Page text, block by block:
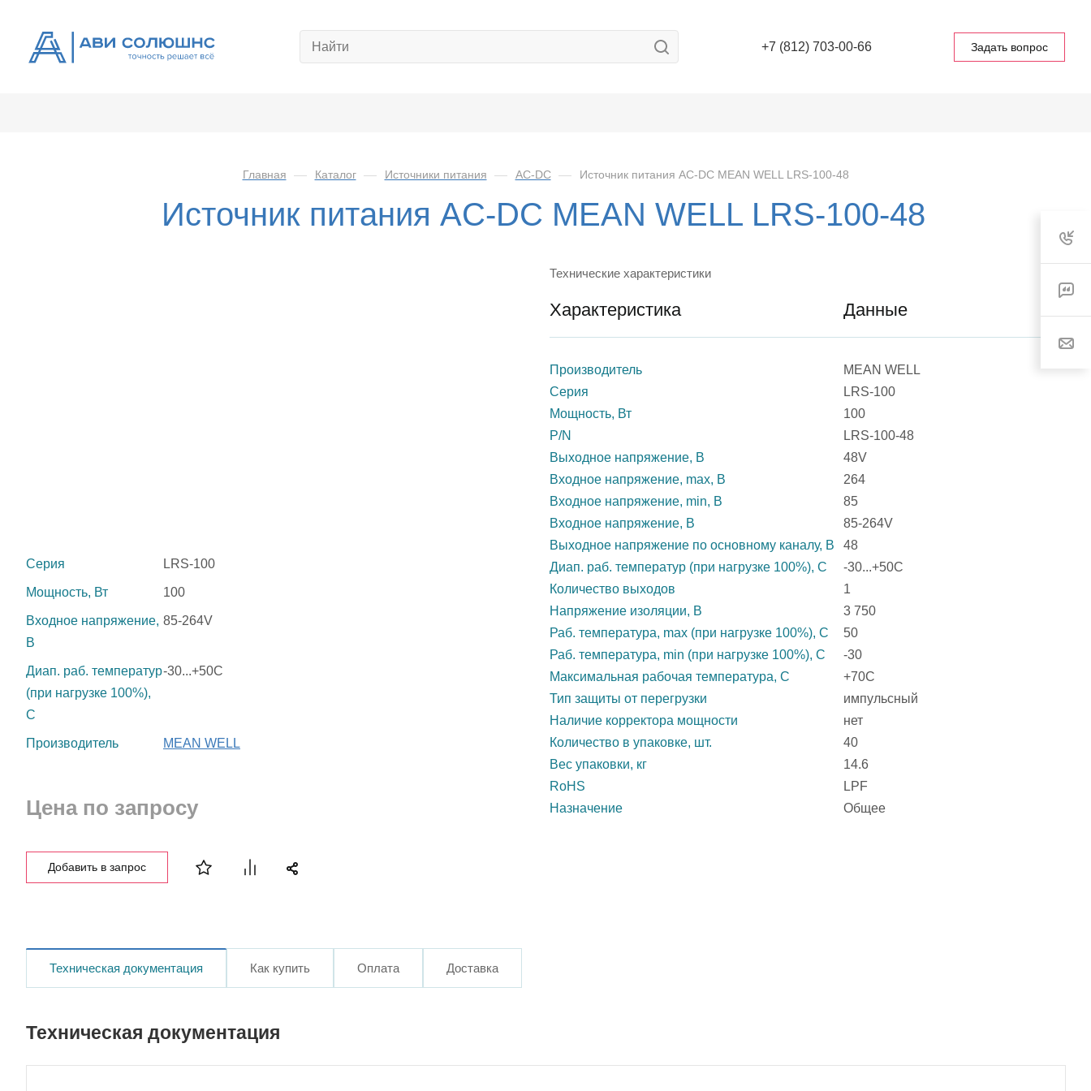
+7 (812) 703-00-66 Задать вопрос
Главная — Каталог — Источники питания — AC-DC — Источник питания AC-DC MEAN WELL LRS-100-48
Источник питания AC-DC MEAN WELL LRS-100-48
Серия LRS-100
Мощность, Вт 100
Входное напряжение,
В
85-264V
Диап. раб. температур
(при нагрузке 100%),
C
-30...+50C
Производитель MEAN WELL
Цена по запросу
Добавить в запрос
Технические характеристики
Характеристика Данные
Производитель
MEAN WELL
Серия
LRS-100
Мощность, Вт
100
P/N
LRS-100-48
Выходное напряжение, В
48V
Входное напряжение, max, В
264
Входное напряжение, min, В
85
Входное напряжение, В
85-264V
Выходное напряжение по основному каналу, В
48
Диап. раб. температур (при нагрузке 100%), C
-30...+50C
Количество выходов
1
Напряжение изоляции, В
3 750
Раб. температура, max (при нагрузке 100%), C
50
Раб. температура, min (при нагрузке 100%), C
-30
Максимальная рабочая температура, C
+70C
Тип защиты от перегрузки
импульсный
Наличие корректора мощности
нет
Количество в упаковке, шт.
40
Вес упаковки, кг
14.6
RoHS
LPF
Назначение
Общее
Техническая документация Как купить Оплата Доставка
Техническая документация